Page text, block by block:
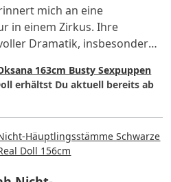
mich an eine
in einem Zirkus. Ihre
Dramatik, insbesondere
163cm Busty Sexpuppen
erhältst Du aktuell bereits ab
Häuptlingsstämme Schwarze
Doll 156cm